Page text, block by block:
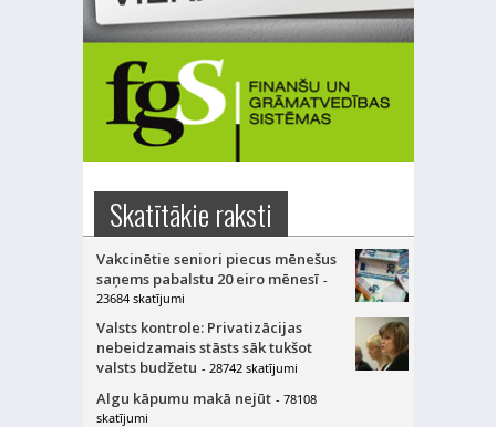
Skatītākie raksti
Vakcinētie seniori piecus mēnešus
saņems pabalstu 20 eiro mēnesī -
23684 skatījumi
Valsts kontrole: Privatizācijas
nebeidzamais stāsts sāk tukšot
valsts budžetu - 28742 skatījumi
Algu kāpumu makā nejūt - 78108
skatījumi